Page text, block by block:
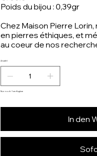
Poids du bijou : 0,39gr
Chez Maison Pierre
en pierres éthiques, et
au coeur de nos
Anzahl
Nur noch 1 verfügbar
In den